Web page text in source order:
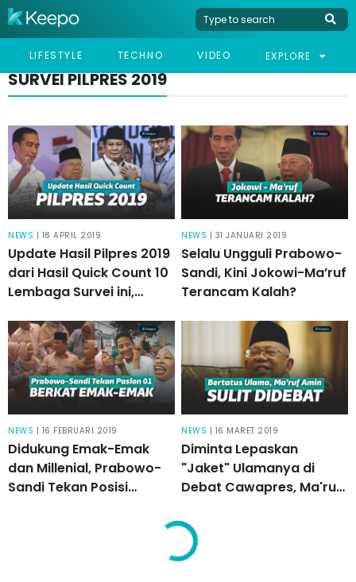
LIFESTYLE TECHNO VIDEO EXPLORE
SURVEI PILPRES 2019
NEWS | 18 APRIL 2019
Update Hasil Pilpres 2019
dari Hasil Quick Count 10
Lembaga Survei ini,
NEWS | 31 JANUARI 2019
Selalu Ungguli Prabowo-
Sandi, Kini Jokowi-Ma’ruf
Terancam Kalah?
NEWS | 16 FEBRUARI 2019
Didukung Emak-Emak
dan Millenial, Prabowo-
Sandi Tekan Posisi
NEWS | 16 MARET 2019
Diminta Lepaskan
"Jaket" Ulamanya di
Debat Cawapres, Ma'ruf